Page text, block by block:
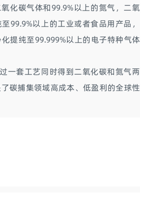
化碳气体和99.9%以上的氮气，二氧
99.9%以上的工业或者食品用产品，
提纯至99.999%以上的电子特种气体
一套工艺同时得到二氧化碳和氮气两
碳捕集领域高成本、低盈利的全球性